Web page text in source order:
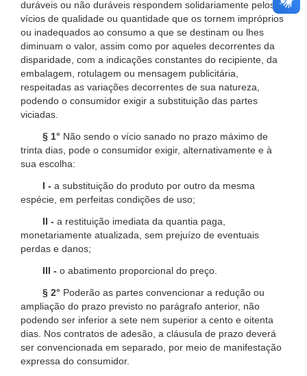
duráveis ou não duráveis respondem solidariamente pelos
vícios de qualidade ou quantidade que os tornem impróprios
ou inadequados ao consumo a que se destinam ou lhes
diminuam o valor, assim como por aqueles decorrentes da
disparidade, com a indicações constantes do recipiente, da
embalagem, rotulagem ou mensagem publicitária,
respeitadas as variações decorrentes de sua natureza,
podendo o consumidor exigir a substituição das partes
viciadas.
§ 1° Não sendo o vício sanado no prazo máximo de
trinta dias, pode o consumidor exigir, alternativamente e à
sua escolha:
I - a substituição do produto por outro da mesma
espécie, em perfeitas condições de uso;
II - a restituição imediata da quantia paga,
monetariamente atualizada, sem prejuízo de eventuais
perdas e danos;
III - o abatimento proporcional do preço.
§ 2° Poderão as partes convencionar a redução ou
ampliação do prazo previsto no parágrafo anterior, não
podendo ser inferior a sete nem superior a cento e oitenta
dias. Nos contratos de adesão, a cláusula de prazo deverá
ser convencionada em separado, por meio de manifestação
expressa do consumidor.